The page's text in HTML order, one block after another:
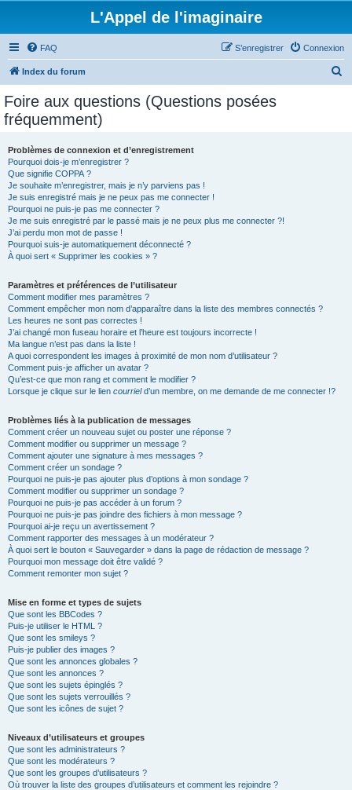
L'Appel de l'imaginaire
FAQ Connexion
S’enregistrer
Index du forum
Foire aux questions (Questions posées
fréquemment)
Problèmes de connexion et d’enregistrement
Pourquoi dois-je m’enregistrer ?
Que signifie COPPA ?
Je souhaite m’enregistrer, mais je n’y parviens pas !
Je suis enregistré mais je ne peux pas me connecter !
Pourquoi ne puis-je pas me connecter ?
Je me suis enregistré par le passé mais je ne peux plus me connecter ?!
J’ai perdu mon mot de passe !
Pourquoi suis-je automatiquement déconnecté ?
À quoi sert « Supprimer les cookies » ?
Paramètres et préférences de l’utilisateur
Comment modifier mes paramètres ?
Comment empêcher mon nom d’apparaître dans la liste des membres connectés ?
Les heures ne sont pas correctes !
J’ai changé mon fuseau horaire et l’heure est toujours incorrecte !
Ma langue n’est pas dans la liste !
A quoi correspondent les images à proximité de mon nom d’utilisateur ?
Comment puis-je afficher un avatar ?
Qu’est-ce que mon rang et comment le modifier ?
Lorsque je clique sur le lien courrield’un membre, on me demande de me connecter !?
Problèmes liés à la publication de messages
Comment créer un nouveau sujet ou poster une réponse ?
Comment modifier ou supprimer un message ?
Comment ajouter une signature à mes messages ?
Comment créer un sondage ?
Pourquoi ne puis-je pas ajouter plus d’options à mon sondage ?
Comment modifier ou supprimer un sondage ?
Pourquoi ne puis-je pas accéder à un forum ?
Pourquoi ne puis-je pas joindre des fichiers à mon message ?
Pourquoi ai-je reçu un avertissement ?
Comment rapporter des messages à un modérateur ?
À quoi sert le bouton « Sauvegarder » dans la page de rédaction de message ?
Pourquoi mon message doit être validé ?
Comment remonter mon sujet ?
Mise en forme et types de sujets
Que sont les BBCodes ?
Puis-je utiliser le HTML ?
Que sont les smileys ?
Puis-je publier des images ?
Que sont les annonces globales ?
Que sont les annonces ?
Que sont les sujets épinglés ?
Que sont les sujets verrouillés ?
Que sont les icônes de sujet ?
Niveaux d’utilisateurs et groupes
Que sont les administrateurs ?
Que sont les modérateurs ?
Que sont les groupes d’utilisateurs ?
Où trouver la liste des groupes d’utilisateurs et comment les rejoindre ?